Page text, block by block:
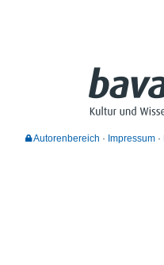
Autorenbereich Impressum